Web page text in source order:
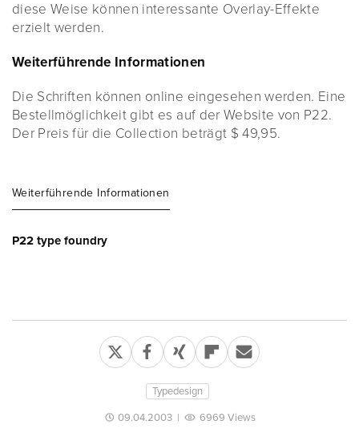
diese Weise können interessante Overlay-Effekte
erzielt werden.
Weiterführende Informationen
Die Schriften können online eingesehen werden. Eine
Bestellmöglichkeit gibt es auf der Website von P22.
Der Preis für die Collection beträgt $ 49,95.
Weiterführende Informationen
P22 type foundry
Typedesign
09.04.2003| 6969 Views